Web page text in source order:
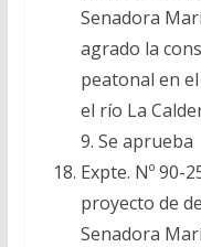
Senadora
agrado la
peatonal en
el río La
9. Se aprueba
Expte. Nº 90-
proyecto de
Senadora